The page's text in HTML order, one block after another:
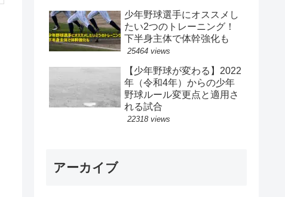
少年野球選手にオススメし
たい2つのトレーニング！
下半身主体で体幹強化も
25464 views
【少年野球が変わる】2022
年（令和4年）からの少年
野球ルール変更点と適用さ
れる試合
22318 views
アーカイブ